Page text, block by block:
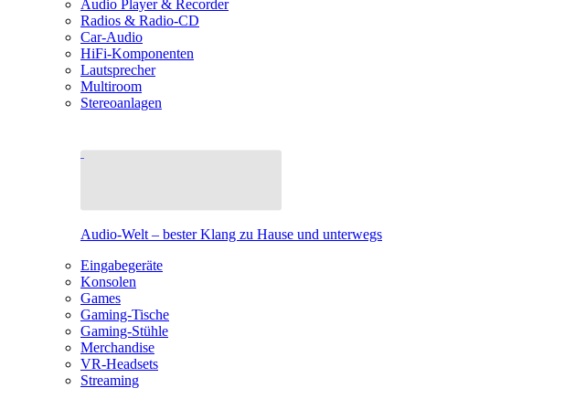
Audio Player & Recorder
Radios & Radio-CD
Car-Audio
HiFi-Komponenten
Lautsprecher
Multiroom
Stereoanlagen
Audio-Welt – bester Klang zu Hause und unterwegs
Eingabegeräte
Konsolen
Games
Gaming-Tische
Gaming-Stühle
Merchandise
VR-Headsets
Streaming